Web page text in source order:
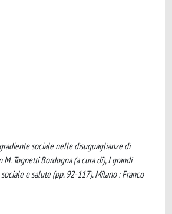
sociale nelle disuguaglianze di
Tognetti Bordogna (a cura di), I grandi
e salute (pp. 92-117). Milano : Franco